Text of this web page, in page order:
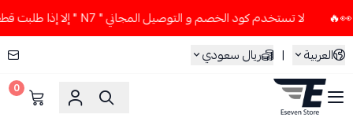
لا تستخدم كود الخصم و التوصيل المجاني " N7 " إلا إذا طلبت قطعتين أو أكثر 👀🔥
العربية
| ريال سعودي
ESEVEN STORE
0